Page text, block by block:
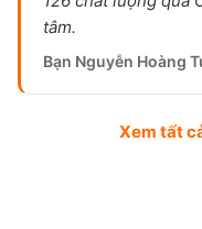
tâm.
Bạn Nguyễn Hoàng
Xem tất